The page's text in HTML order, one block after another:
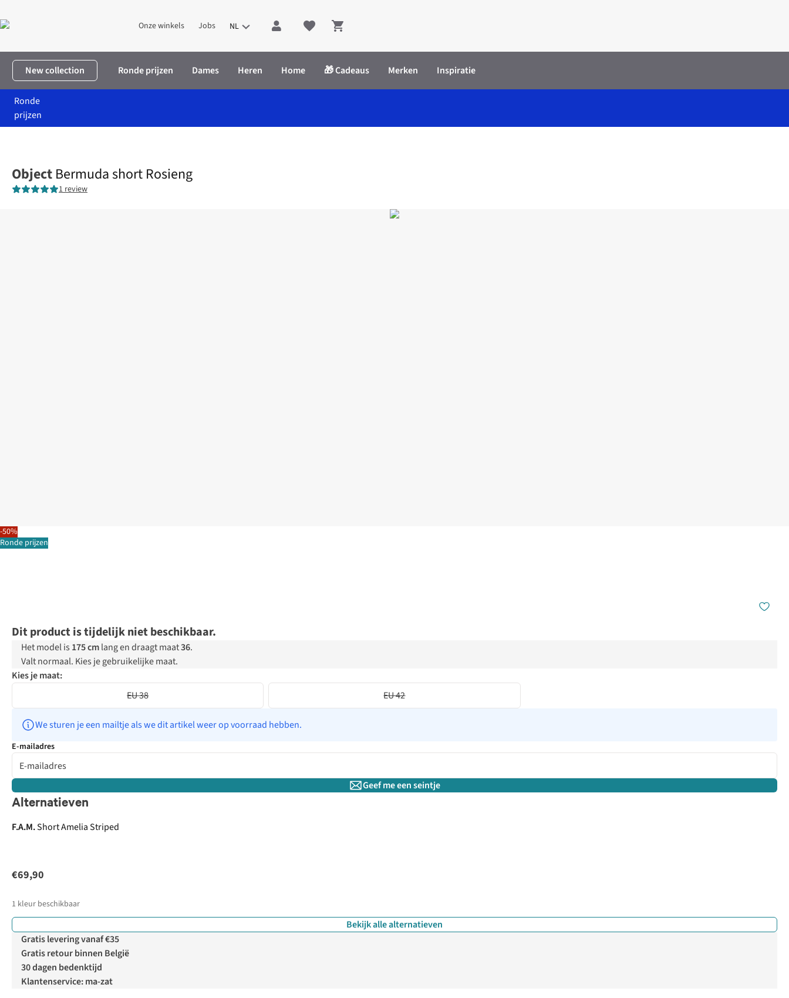
Onze winkels Jobs NL Shopping cart
New collection Ronde prijzen Dames Heren Home 🎁 Cadeaus Merken Inspiratie
Ronde
prijzen
-50%
Ronde prijzen
Object Bermuda short Rosieng
1 review
Dit product is tijdelijk niet beschikbaar.
Het model is 175 cmlang en draagt maat36.
Valt normaal. Kies je gebruikelijke maat.
Kies je maat:
EU 38
EU 42
We sturen je een mailtje als we dit artikel weer op voorraad hebben.
E-mailadres
Geef me een seintje
Alternatieven
F.A.M.Short Amelia Striped
€69,90
1 kleur beschikbaar
Bekijk alle alternatieven
Gratis levering vanaf €35
Gratis retour binnen België
30 dagen bedenktijd
Klantenservice: ma-zat